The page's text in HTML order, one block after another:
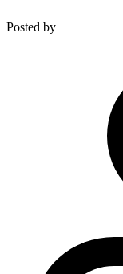
Posted by